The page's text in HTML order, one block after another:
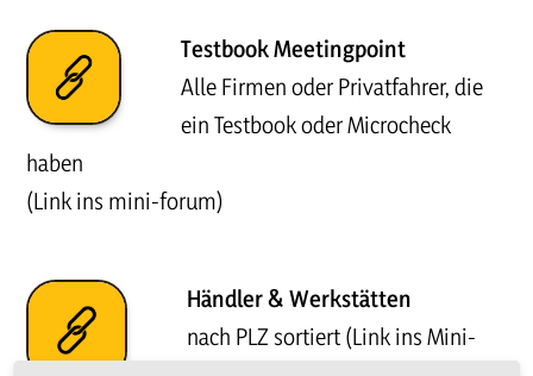
Testbook Meetingpoint
Alle Firmen oder Privatfahrer, die
ein Testbook oder Microcheck
haben
(Link ins mini-forum)
Händler & Werkstätten
nach PLZ sortiert (Link ins Mini-